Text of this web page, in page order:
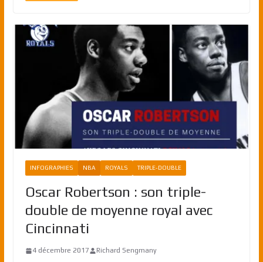
INFOGRAPHIES NBA ROYALS TRIPLE-DOUBLE
Oscar Robertson : son triple-
double de moyenne royal avec
Cincinnati
4 décembre 2017 Richard Sengmany